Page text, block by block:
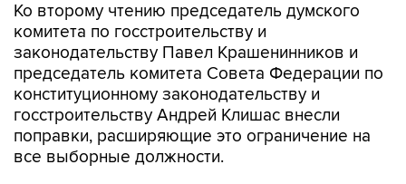
Ко второму чтению председатель думского
комитета по госстроительству и
законодательству Павел Крашенинников и
председатель комитета Совета Федерации по
конституционному законодательству и
госстроительству Андрей Клишас внесли
поправки, расширяющие это ограничение на
все выборные должности.